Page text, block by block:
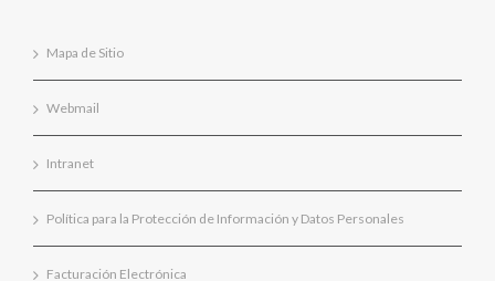
Mapa de Sitio
Webmail
Intranet
Política para la Protección de Información y Datos Personales
Facturación Electrónica